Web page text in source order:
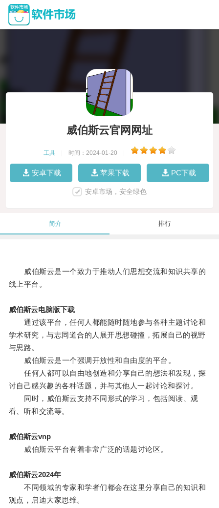
威伯斯云官网网址
工具 时间：2024-01-20
安卓下载 苹果下载 PC下载
安卓市场，安全绿色
简介 排行
威伯斯云是一个致力于推动人们思想交流和知识共享的
线上平台。
威伯斯云电脑版下载
通过该平台，任何人都能随时随地参与各种主题讨论和
学术研究，与志同道合的人展开思想碰撞，拓展自己的视野
与思路。
威伯斯云是一个强调开放性和自由度的平台。
任何人都可以自由地创造和分享自己的想法和发现，探
讨自己感兴趣的各种话题，并与其他人一起讨论和探讨。
同时，威伯斯云支持不同形式的学习，包括阅读、观
看、听和交流等。
威伯斯云vnp
威伯斯云平台有着非常广泛的话题讨论区。
威伯斯云2024年
不同领域的专家和学者们都会在这里分享自己的知识和
观点，启迪大家思维。